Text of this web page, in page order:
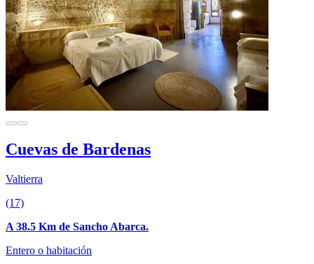
Cuevas de Bardenas
Valtierra
(17)
A 38.5 Km de Sancho Abarca.
Entero o habitación